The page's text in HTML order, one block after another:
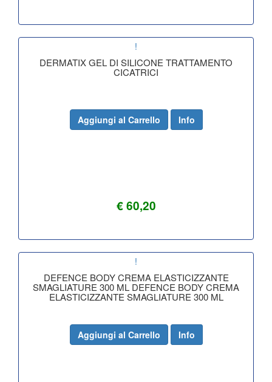
!
DERMATIX GEL DI SILICONE TRATTAMENTO
CICATRICI
€ 60,20
Aggiungi al Carrello Info
!
DEFENCE BODY CREMA ELASTICIZZANTE
SMAGLIATURE 300 ML DEFENCE BODY CREMA
ELASTICIZZANTE SMAGLIATURE 300 ML
Aggiungi al Carrello Info